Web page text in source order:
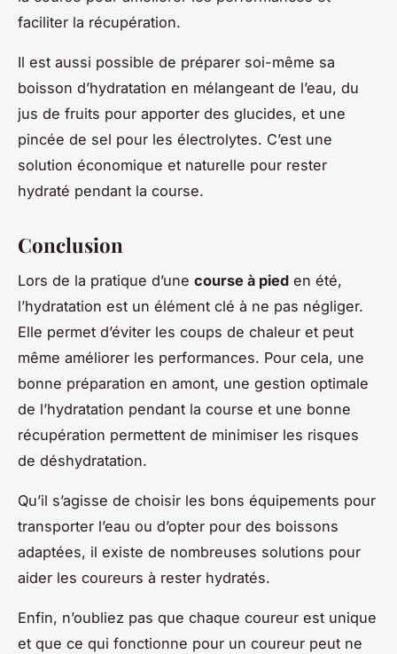
faciliter la récupération.
Il est aussi possible de préparer soi-même sa
boisson d’hydratation en mélangeant de l’eau, du
jus de fruits pour apporter des glucides, et une
pincée de sel pour les électrolytes. C’est une
solution économique et naturelle pour rester
hydraté pendant la course.
Conclusion
Lors de la pratique d’une course à pied en été,
l’hydratation est un élément clé à ne pas négliger.
Elle permet d’éviter les coups de chaleur et peut
même améliorer les performances. Pour cela, une
bonne préparation en amont, une gestion optimale
de l’hydratation pendant la course et une bonne
récupération permettent de minimiser les risques
de déshydratation.
Qu’il s’agisse de choisir les bons équipements pour
transporter l’eau ou d’opter pour des boissons
adaptées, il existe de nombreuses solutions pour
aider les coureurs à rester hydratés.
Enfin, n’oubliez pas que chaque coureur est unique
et que ce qui fonctionne pour un coureur peut ne